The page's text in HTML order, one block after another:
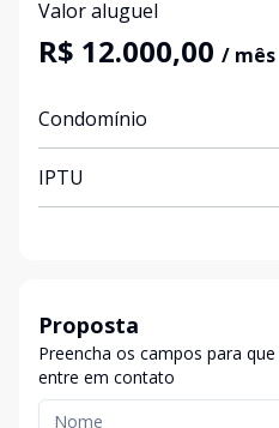
Valor aluguel
R$ 12.000,00 / mês
Condomínio
IPTU
Proposta
Preencha os campos para
entre em contato